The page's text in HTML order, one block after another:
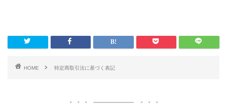
HOME 特定商取引法に基づく表記